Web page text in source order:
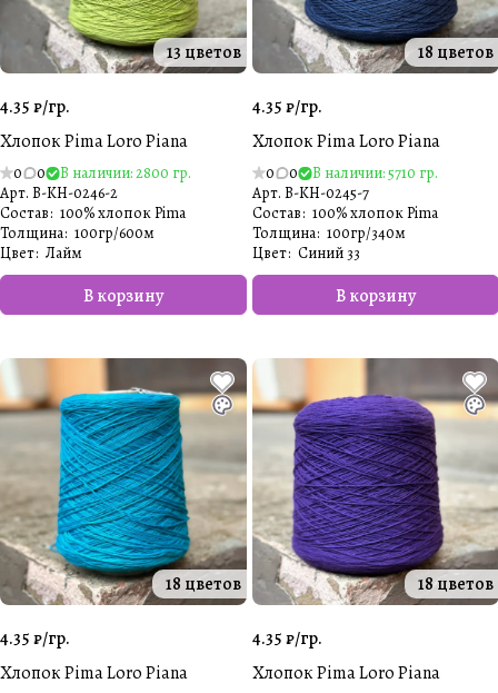
13 цветов
4.35 ₽/гр.
Хлопок Pima Loro Piana
0 0
В наличии: 2800 гр.
Арт. B-KH-0246-2
В корзину
Состав: 100% хлопок Pima
Толщина: 100гр/600м
Цвет: Лайм
18 цветов
4.35 ₽/гр.
Хлопок Pima Loro Piana
0 0
В наличии: 5710 гр.
Арт. B-KH-0245-7
В корзину
Состав: 100% хлопок Pima
Толщина: 100гр/340м
Цвет: Синий 33
18 цветов
4.35 ₽/гр.
Хлопок Pima Loro Piana
18 цветов
4.35 ₽/гр.
Хлопок Pima Loro Piana